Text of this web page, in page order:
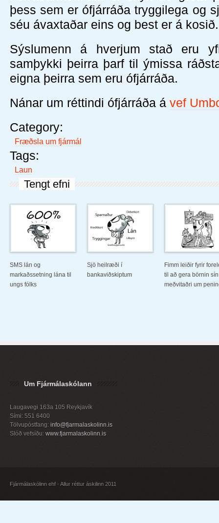
þess sem er ófjárráða tryggilega og
séu ávaxtaðar eins og best er á kosið.
Sýslumenn á hverjum stað eru
samþykki þeirra þarf til ýmissa
eigna þeirra sem eru ófjárráða.
Nánar um réttindi ófjárráða á vef
Category:
Fræðsla um fjármál
Tags:
Laun
Tengt efni
SMS lán og
markaðssetning lána til
ungs fólks
Sjö heilræði í
bankaviðskiptum
Fimm leiðir fyrir
til að gera börnin sín
meðvitaðri um
Um Fjármálaskólann
Laugavegi 163a 105 Reykjavík
Sími: 551 6400
Tölvupóstfang: info@fjarmalaskolinn.is
Slóð vefsíðu: www.fjarmalaskolinn.is
Fjármálaskólinn ehf - Allur réttur áskilinn 2011